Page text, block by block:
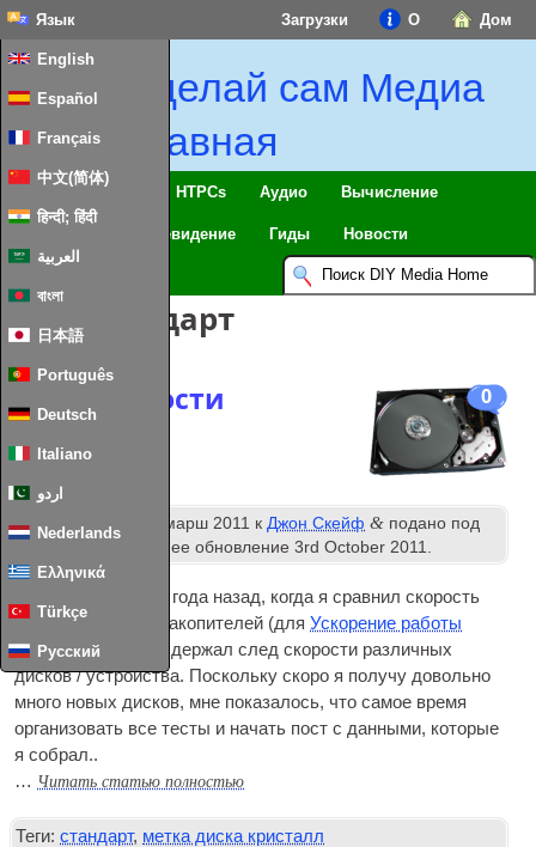
Дом
О
Загрузки
Язык
English
Español
Français
中文(简体)
हिन्दी; हिंदी
العربية
বাংলা
日本語
Português
Deutsch
Italiano
اردو
Nederlands
Ελληνικά
Türkçe
Русский
Сделай сам Медиа
Главная
Умный дом & IoT HTPCs Аудио Вычисление
Телевидение Гиды Новости
Теги:стандарт
0
Диск Скорости
Опубликовано марш 2011 кДжон Скейф & подано под
. Последнее обновление3rd October 2011.
Так как пост около года назад, когда я сравнил скорость
несколько флэш-накопителей (дляУскорение работы
медиабраузера
) Я держал след скорости различных
дисков / устройства. Поскольку скоро я получу довольно
много новых дисков, мне показалось, что самое время
организовать все тесты и начать пост с данными, которые
я собрал..
… Читать статью полностью
Теги: стандарт, метка диска кристалл